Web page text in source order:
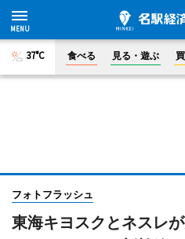
37°C 食べる 見る・遊ぶ
フォトフラッシュ
東海キヨスクとネスレ